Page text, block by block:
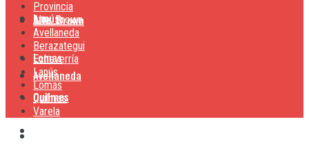
Lanús
Lomas
Quilmes
Alte. Brown
Avellaneda
Provincia
Alte. Brown
Avellaneda
Berazategui
Echeverría
Lanús
Lomas
Quilmes
Varela